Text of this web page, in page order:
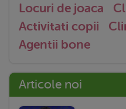
Locuri de joaca
Activitati copii
Agentii bone
Articole noi